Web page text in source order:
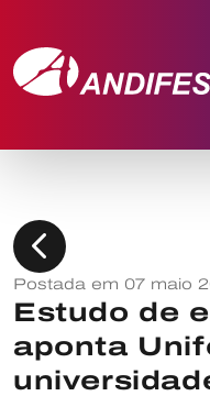
chevron_left
Postada em 07 maio
Estudo de
aponta